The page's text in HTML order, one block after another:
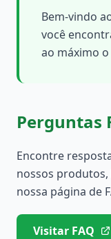
Bem-vindo
você
ao máximo o
Perguntas
Encontre
nossos
nossa página de
Visitar FAQ